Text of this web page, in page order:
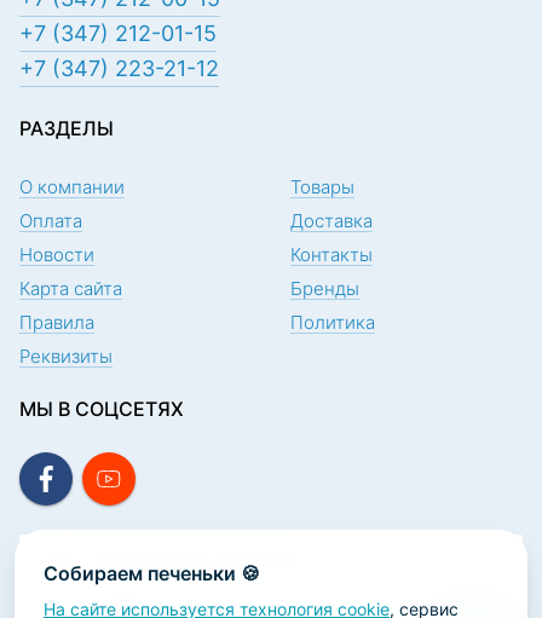
Собираем печеньки 🍪
На сайте используется технология cookie, сервис
+7 (347) 212-01-15
+7 (347) 223-21-12
РАЗДЕЛЫ
О компании
Товары
Оплата
Доставка
Новости
Контакты
Карта сайта
Бренды
Правила
Политика
Реквизиты
МЫ В СОЦСЕТЯХ
ПОДПИСКА НА НОВОСТИ